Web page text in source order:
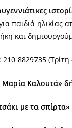
παιδιά ηλικίας
και
8829735
Καλουτά»
με τα σπίρτα»